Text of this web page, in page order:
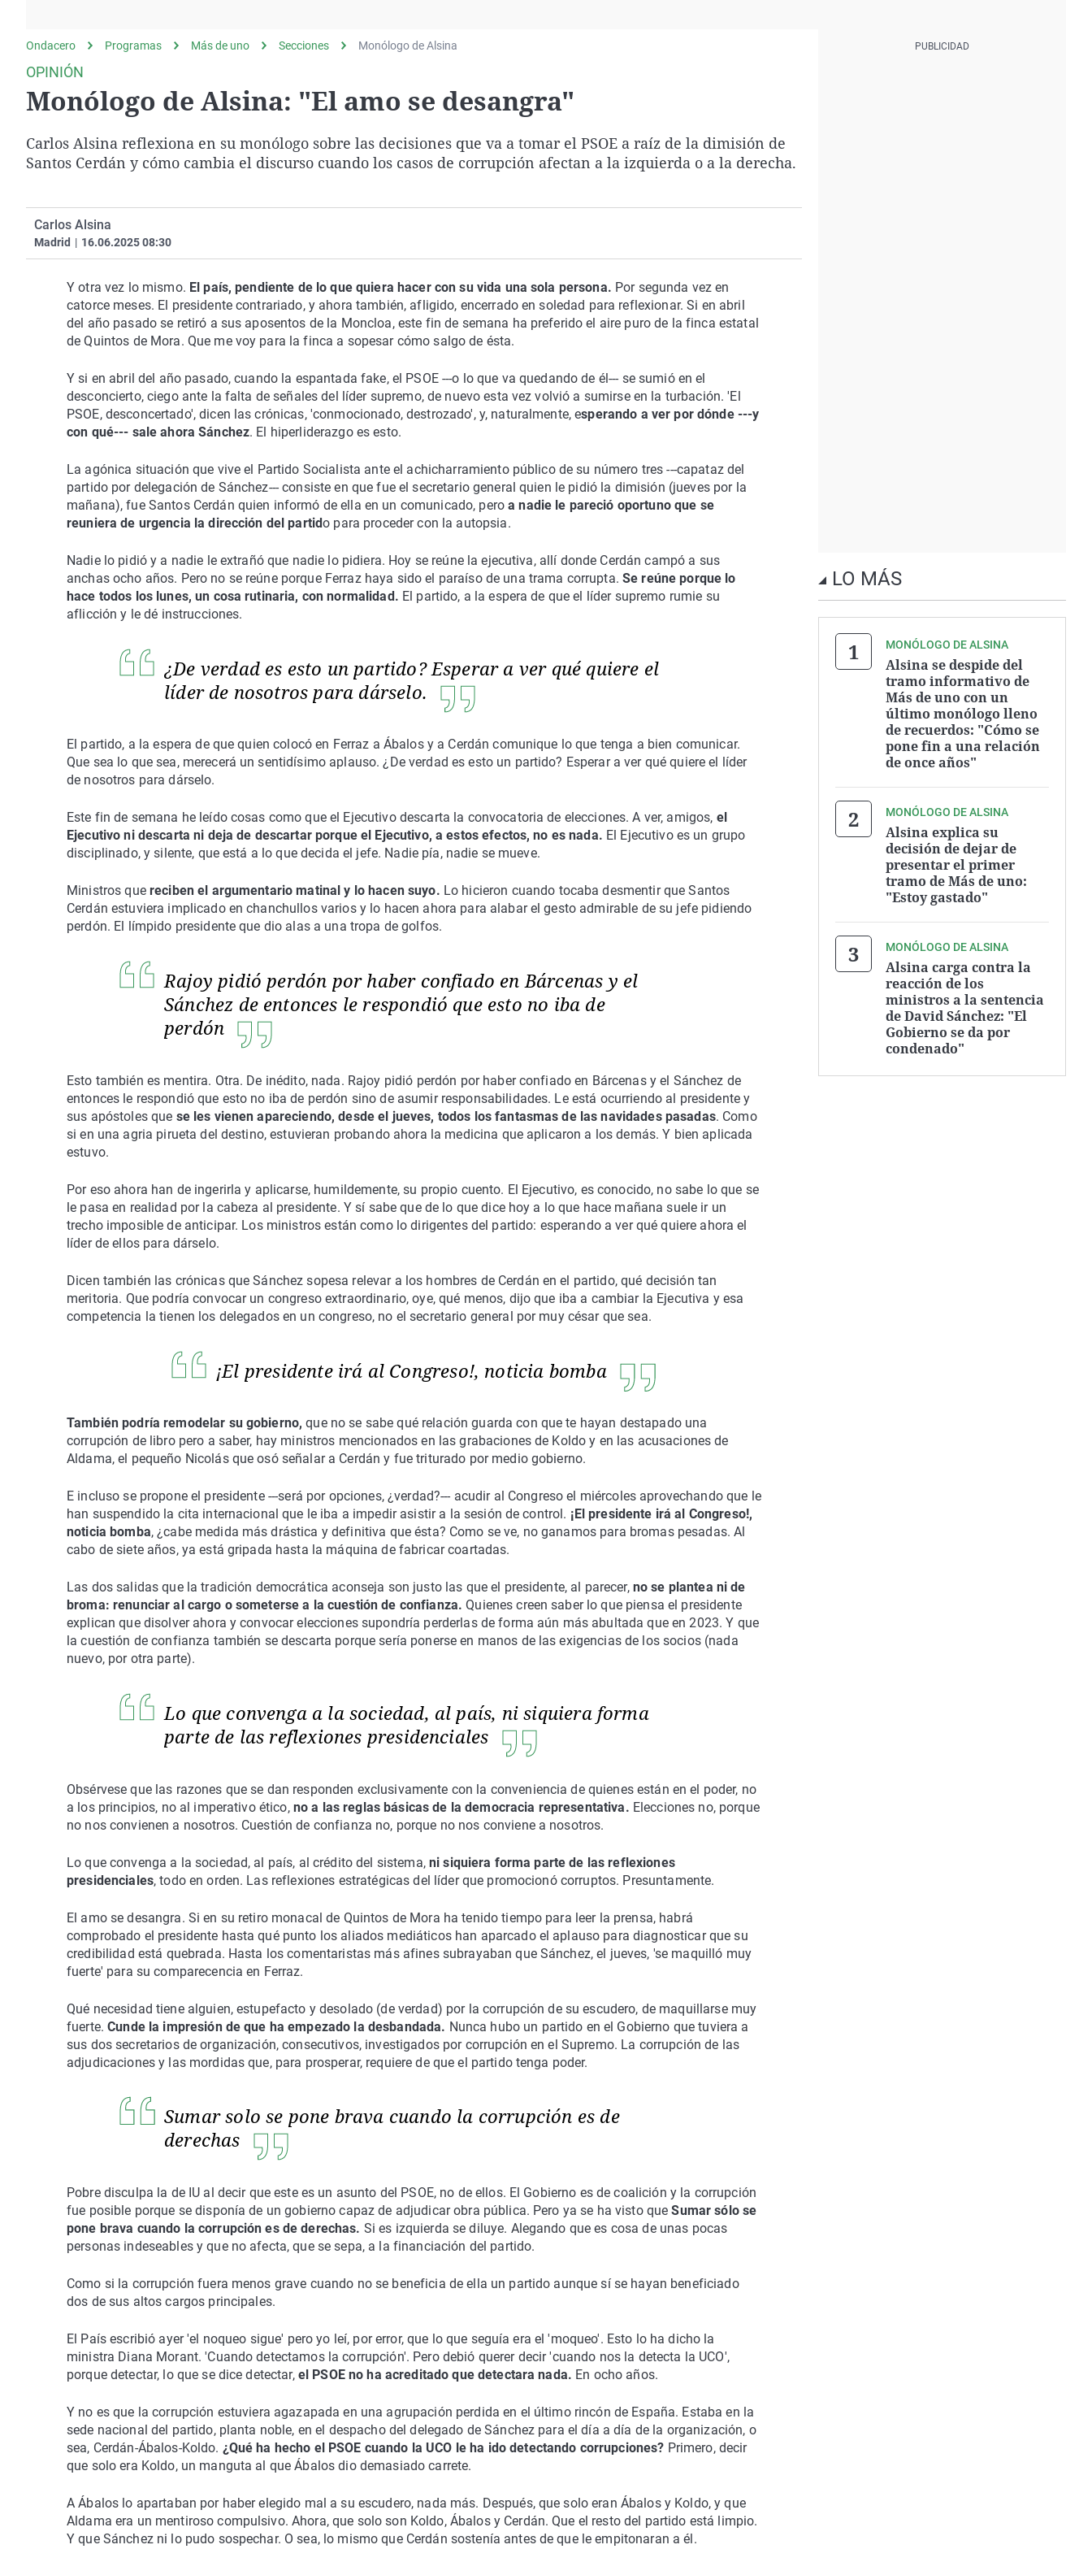
Operación Viuda
Negra
Navarra
Ondacero Programas Más de uno Secciones Monólogo de Alsina
OPINIÓN
Monólogo de Alsina: "El amo se desangra"
Carlos Alsina reflexiona en su monólogo sobre las decisiones que va a tomar el PSOE a raíz de la dimisión de
Santos Cerdán y cómo cambia el discurso cuando los casos de corrupción afectan a la izquierda o a la derecha.
Carlos Alsina
Madrid | 16.06.2025 08:30
Y otra vez lo mismo. El país, pendiente de lo que quiera hacer con su vida una sola persona. Por segunda vez en
catorce meses. El presidente contrariado, y ahora también, afligido, encerrado en soledad para reflexionar. Si en abril
del año pasado se retiró a sus aposentos de la Moncloa, este fin de semana ha preferido el aire puro de la finca estatal
de Quintos de Mora. Que me voy para la finca a sopesar cómo salgo de ésta.
Y si en abril del año pasado, cuando la espantada fake, el PSOE ---o lo que va quedando de él--- se sumió en el
desconcierto, ciego ante la falta de señales del líder supremo, de nuevo esta vez volvió a sumirse en la turbación. 'El
PSOE, desconcertado', dicen las crónicas, 'conmocionado, destrozado', y, naturalmente, esperando a ver por dónde ---y
con qué--- sale ahora Sánchez. El hiperliderazgo es esto.
La agónica situación que vive el Partido Socialista ante el achicharramiento público de su número tres ---capataz del
partido por delegación de Sánchez--- consiste en que fue el secretario general quien le pidió la dimisión (jueves por la
mañana), fue Santos Cerdán quien informó de ella en un comunicado, peroa nadie le pareció oportuno que se
reuniera de urgencia la dirección del partido para proceder con la autopsia.
Nadie lo pidió y a nadie le extrañó que nadie lo pidiera. Hoy se reúne la ejecutiva, allí donde Cerdán campó a sus
anchas ocho años. Pero no se reúne porque Ferraz haya sido el paraíso de una trama corrupta.Se reúne porque lo
hace todos los lunes, un cosa rutinaria, con normalidad. El partido, a la espera de que el líder supremo rumie su
aflicción y le dé instrucciones.
¿De verdad es esto un partido? Esperar a ver qué quiere el
líder de nosotros para dárselo.
El partido, a la espera de que quien colocó en Ferraz a Ábalos y a Cerdán comunique lo que tenga a bien comunicar.
Que sea lo que sea, merecerá un sentidísimo aplauso. ¿De verdad es esto un partido? Esperar a ver qué quiere el líder
de nosotros para dárselo.
Este fin de semana he leído cosas como que el Ejecutivo descarta la convocatoria de elecciones. A ver, amigos, el
Ejecutivo ni descarta ni deja de descartar porque el Ejecutivo, a estos efectos, no es nada. El Ejecutivo es un grupo
disciplinado, y silente, que está a lo que decida el jefe. Nadie pía, nadie se mueve.
Ministros que reciben el argumentario matinal y lo hacen suyo. Lo hicieron cuando tocaba desmentir que Santos
Cerdán estuviera implicado en chanchullos varios y lo hacen ahora para alabar el gesto admirable de su jefe pidiendo
perdón. El límpido presidente que dio alas a una tropa de golfos.
Rajoy pidió perdón por haber confiado en Bárcenas y el
Sánchez de entonces le respondió que esto no iba de
perdón
Esto también es mentira. Otra. De inédito, nada. Rajoy pidió perdón por haber confiado en Bárcenas y el Sánchez de
entonces le respondió que esto no iba de perdón sino de asumir responsabilidades. Le está ocurriendo al presidente y
sus apóstoles que se les vienen apareciendo, desde el jueves, todos los fantasmas de las navidades pasadas. Como
si en una agria pirueta del destino, estuvieran probando ahora la medicina que aplicaron a los demás. Y bien aplicada
estuvo.
Por eso ahora han de ingerirla y aplicarse, humildemente, su propio cuento. El Ejecutivo, es conocido, no sabe lo que se
le pasa en realidad por la cabeza al presidente. Y sí sabe que de lo que dice hoy a lo que hace mañana suele ir un
trecho imposible de anticipar. Los ministros están como lo dirigentes del partido: esperando a ver qué quiere ahora el
líder de ellos para dárselo.
Dicen también las crónicas que Sánchez sopesa relevar a los hombres de Cerdán en el partido, qué decisión tan
meritoria. Que podría convocar un congreso extraordinario, oye, qué menos, dijo que iba a cambiar la Ejecutiva y esa
competencia la tienen los delegados en un congreso, no el secretario general por muy césar que sea.
¡El presidente irá al Congreso!, noticia bomba
También podría remodelar su gobierno, que no se sabe qué relación guarda con que te hayan destapado una
corrupción de libro pero a saber, hay ministros mencionados en las grabaciones de Koldo y en las acusaciones de
Aldama, el pequeño Nicolás que osó señalar a Cerdán y fue triturado por medio gobierno.
E incluso se propone el presidente ---será por opciones, ¿verdad?--- acudir al Congreso el miércoles aprovechando que le
han suspendido la cita internacional que le iba a impedir asistir a la sesión de control. ¡El presidente irá al Congreso!,
noticia bomba, ¿cabe medida más drástica y definitiva que ésta? Como se ve, no ganamos para bromas pesadas. Al
cabo de siete años, ya está gripada hasta la máquina de fabricar coartadas.
Las dos salidas que la tradición democrática aconseja son justo las que el presidente, al parecer, no se plantea ni de
broma: renunciar al cargo o someterse a la cuestión de confianza.Quienes creen saber lo que piensa el presidente
explican que disolver ahora y convocar elecciones supondría perderlas de forma aún más abultada que en 2023. Y que
la cuestión de confianza también se descarta porque sería ponerse en manos de las exigencias de los socios (nada
nuevo, por otra parte).
Lo que convenga a la sociedad, al país, ni siquiera forma
parte de las reflexiones presidenciales
Obsérvese que las razones que se dan responden exclusivamente con la conveniencia de quienes están en el poder, no
a los principios, no al imperativo ético, no a las reglas básicas de la democracia representativa. Elecciones no, porque
no nos convienen a nosotros. Cuestión de confianza no, porque no nos conviene a nosotros.
Lo que convenga a la sociedad, al país, al crédito del sistema, ni siquiera forma parte de las reflexiones
presidenciales, todo en orden. Las reflexiones estratégicas del líder que promocionó corruptos. Presuntamente.
El amo se desangra. Si en su retiro monacal de Quintos de Mora ha tenido tiempo para leer la prensa, habrá
comprobado el presidente hasta qué punto los aliados mediáticos han aparcado el aplauso para diagnosticar que su
credibilidad está quebrada. Hasta los comentaristas más afines subrayaban que Sánchez, el jueves, 'se maquilló muy
fuerte' para su comparecencia en Ferraz.
Qué necesidad tiene alguien, estupefacto y desolado (de verdad) por la corrupción de su escudero, de maquillarse muy
fuerte.Cunde la impresión de que ha empezado la desbandada. Nunca hubo un partido en el Gobierno que tuviera a
sus dos secretarios de organización, consecutivos, investigados por corrupción en el Supremo. La corrupción de las
adjudicaciones y las mordidas que, para prosperar, requiere de que el partido tenga poder.
Sumar solo se pone brava cuando la corrupción es de
derechas
Pobre disculpa la de IU al decir que este es un asunto del PSOE, no de ellos. El Gobierno es de coalición y la corrupción
fue posible porque se disponía de un gobierno capaz de adjudicar obra pública. Pero ya se ha visto queSumar sólo se
pone brava cuando la corrupción es de derechas. Si es izquierda se diluye. Alegando que es cosa de unas pocas
personas indeseables y que no afecta, que se sepa, a la financiación del partido.
Como si la corrupción fuera menos grave cuando no se beneficia de ella un partido aunque sí se hayan beneficiado
dos de sus altos cargos principales.
El País escribió ayer 'el noqueo sigue' pero yo leí, por error, que lo que seguía era el 'moqueo'. Esto lo ha dicho la
ministra Diana Morant. 'Cuando detectamos la corrupción'. Pero debió querer decir 'cuando nos la detecta la UCO',
porque detectar, lo que se dice detectar, el PSOE no ha acreditado que detectara nada. En ocho años.
Y no es que la corrupción estuviera agazapada en una agrupación perdida en el último rincón de España. Estaba en la
sede nacional del partido, planta noble, en el despacho del delegado de Sánchez para el día a día de la organización, o
sea, Cerdán-Ábalos-Koldo. ¿Qué ha hecho el PSOE cuando la UCO le ha ido detectando corrupciones? Primero, decir
que solo era Koldo, un manguta al que Ábalos dio demasiado carrete.
A Ábalos lo apartaban por haber elegido mal a su escudero, nada más. Después, que solo eran Ábalos y Koldo, y que
Aldama era un mentiroso compulsivo. Ahora, que solo son Koldo, Ábalos y Cerdán. Que el resto del partido está limpio.
Y que Sánchez ni lo pudo sospechar. O sea, lo mismo que Cerdán sostenía antes de que le empitonaran a él.
LO MÁS
MONÓLOGO DE ALSINA
Alsina se despide del
tramo informativo de
Más de uno con un
último monólogo lleno
de recuerdos: "Cómo se
pone fin a una relación
de once años"
MONÓLOGO DE ALSINA
Alsina explica su
decisión de dejar de
presentar el primer
tramo de Más de uno:
"Estoy gastado"
MONÓLOGO DE ALSINA
Alsina carga contra la
reacción de los
ministros a la sentencia
de David Sánchez: "El
Gobierno se da por
condenado"